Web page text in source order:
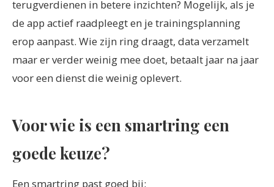
terugverdienen in betere inzichten? Mogelijk, als je
de app actief raadpleegt en je trainingsplanning
erop aanpast. Wie zijn ring draagt, data verzamelt
maar er verder weinig mee doet, betaalt jaar na jaar
voor een dienst die weinig oplevert.
Voor wie is een smartring een
goede keuze?
Een smartring past goed bij: